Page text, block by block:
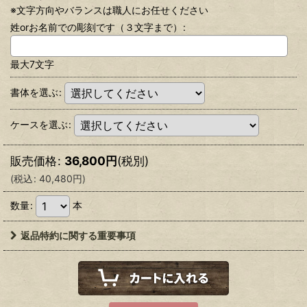
※文字方向やバランスは職人にお任せください
姓orお名前での彫刻です（３文字まで）
:
最大7文字
書体を選ぶ:
ケースを選ぶ:
販売価格: 36,800円(税別)
(税込: 40,480円)
数量: 本
返品特約に関する重要事項